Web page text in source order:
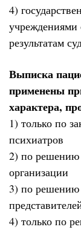
4)
учреждениями
результатам
Выписка
применены
характера,
1) только по
психиатров
2) по решению
организации
3) по решению
4) только по